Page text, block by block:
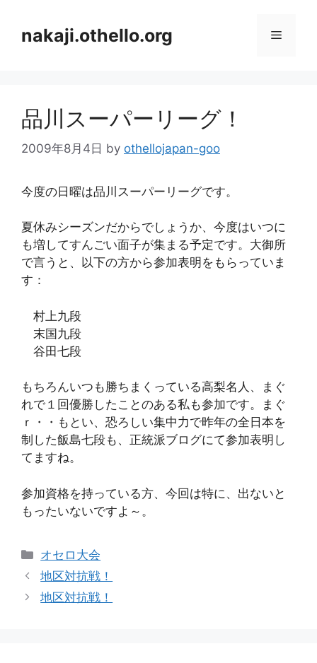
nakaji.othello.org メ
品川スーパーリーグ！
2009年8月4日 by othellojapan-goo
今度の日曜は品川スーパーリーグです。
夏休みシーズンだからでしょうか、今度はいつに
も増してすんごい面子が集まる予定です。大御所
で言うと、以下の方から参加表明をもらっていま
す：
村上九段
末国九段
谷田七段
もちろんいつも勝ちまくっている高梨名人、まぐ
れで１回優勝したことのある私も参加です。まぐ
ｒ・・もとい、恐ろしい集中力で昨年の全日本を
制した飯島七段も、正統派ブログにて参加表明し
てますね。
参加資格を持っている方、今回は特に、出ないと
もったいないですよ～。
カ
テ
リ
オセロ大会
地区対抗戦！
地区対抗戦！